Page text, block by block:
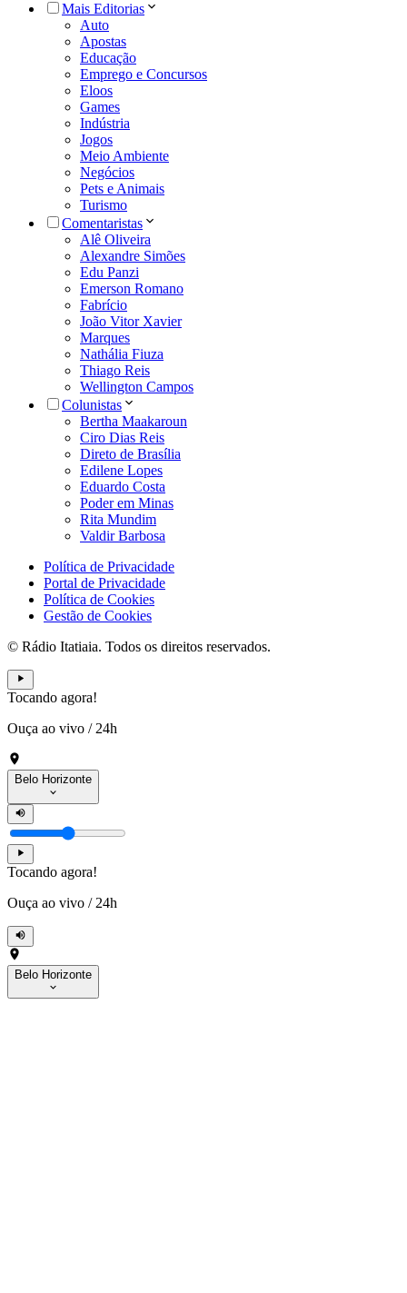
Mais Editorias
Auto
Apostas
Educação
Emprego e Concursos
Eloos
Games
Indústria
Jogos
Meio Ambiente
Negócios
Pets e Animais
Turismo
Comentaristas
Alê Oliveira
Alexandre Simões
Edu Panzi
Emerson Romano
Fabrício
João Vitor Xavier
Marques
Nathália Fiuza
Thiago Reis
Wellington Campos
Colunistas
Bertha Maakaroun
Ciro Dias Reis
Direto de Brasília
Edilene Lopes
Eduardo Costa
Poder em Minas
Rita Mundim
Valdir Barbosa
Política de Privacidade
Portal de Privacidade
Política de Cookies
Gestão de Cookies
© Rádio Itatiaia. Todos os direitos reservados.
Tocando agora!
Ouça ao vivo / 24h
Belo Horizonte
Tocando agora!
Ouça ao vivo / 24h
Belo Horizonte